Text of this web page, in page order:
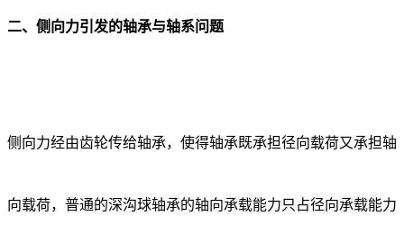
二、侧向力引发的轴承与轴系问题
侧向力经由齿轮传给轴承，使得轴承既承担径向载荷又承担轴
向载荷，普通的深沟球轴承的轴向承载能力只占径向承载能力